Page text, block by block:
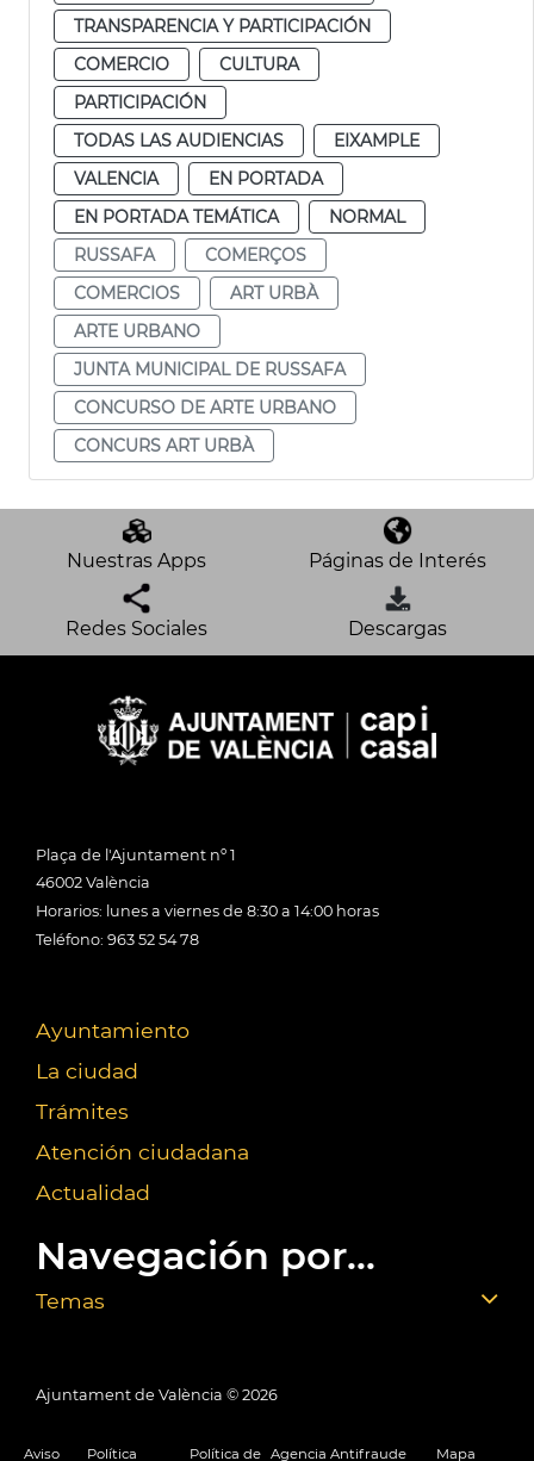
TRANSPARENCIA Y PARTICIPACIÓN
COMERCIO
CULTURA
PARTICIPACIÓN
TODAS LAS AUDIENCIAS
EIXAMPLE
VALENCIA
EN PORTADA
EN PORTADA TEMÁTICA
NORMAL
RUSSAFA
COMERÇOS
COMERCIOS
ART URBÀ
ARTE URBANO
JUNTA MUNICIPAL DE RUSSAFA
CONCURSO DE ARTE URBANO
CONCURS ART URBÀ
Nuestras Apps Páginas de Interés
Redes Sociales Descargas
Plaça de l'Ajuntament nº 1
46002 València
Horarios: lunes a viernes de 8:30 a 14:00 horas
Teléfono: 963 52 54 78
Ayuntamiento
La ciudad
Trámites
Atención ciudadana
Actualidad
Navegación por...
Temas
Ajuntament de València © 2026
Aviso Política Política de Agencia Antifraude Mapa